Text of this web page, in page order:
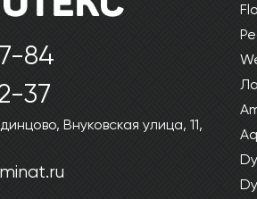
84
37
Внуковская улица, 11,